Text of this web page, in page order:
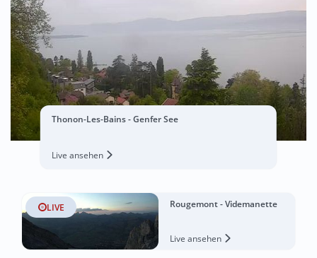
Thonon-Les-Bains - Genfer See
Live ansehen
LIVE Rougemont - Videmanette
Live ansehen